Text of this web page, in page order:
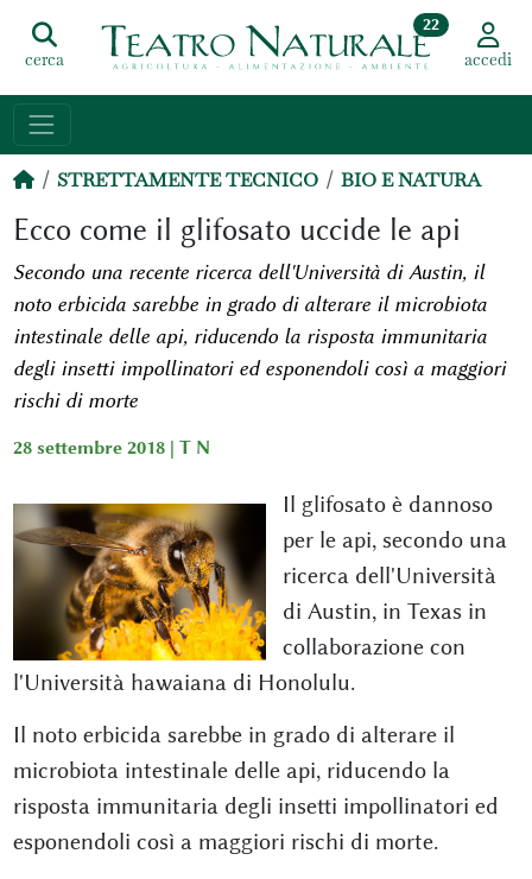
cerca
22
accedi
STRETTAMENTE TECNICO BIO E NATURA
Ecco come il glifosato uccide le api
Secondo una recente ricerca dell'Università di Austin, il
noto erbicida sarebbe in grado di alterare il microbiota
intestinale delle api, riducendo la risposta immunitaria
degli insetti impollinatori ed esponendoli così a maggiori
rischi di morte
28 settembre 2018 | T N
Il glifosato è dannoso
per le api, secondo una
ricerca dell'Università
di Austin, in Texas in
collaborazione con
l'Università hawaiana di Honolulu.
Il noto erbicida sarebbe in grado di alterare il
microbiota intestinale delle api, riducendo la
risposta immunitaria degli insetti impollinatori ed
esponendoli così a maggiori rischi di morte.